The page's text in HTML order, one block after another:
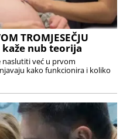
TROMJESEČJU
kaže nub teorija
naslutiti već u prvom
kako funkcionira i koliko